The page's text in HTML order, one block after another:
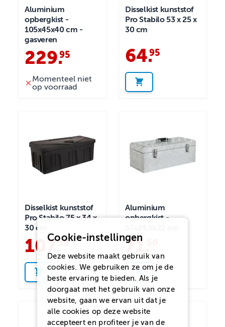
Aluminium
opbergkist -
105x45x40 cm -
gasveren
229.
95
Momenteel niet
op voorraad
Disselkist kunststof
Pro Stabilo 53 x 25 x
30 cm
64.
95
Disselkist kunststof
Pro Stabilo 75 x 34 x
30 cm
107.95
Aluminium
opbergkist -
71
Cookie-instellingen
Deze website maakt gebruik van
cookies. We gebruiken ze om je de
beste ervaring te bieden. Als je
doorgaat met het gebruik van onze
website, gaan we ervan uit dat je
alle cookies op deze website
accepteert en profiteer je van de